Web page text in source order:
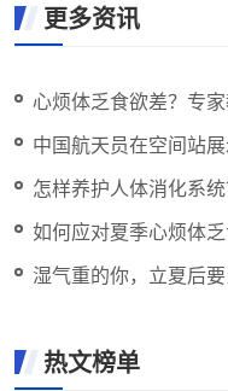
更多资讯
心烦体乏食欲差？专
中国航天员在空间站
怎样养护人体消化系
如何应对夏季心烦体
湿气重的你，立夏后
热文榜单